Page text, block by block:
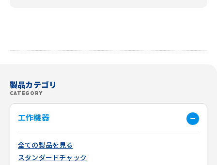
製品カテゴリ
CATEGORY
工作機器
全ての製品を見る
スタンダードチャック